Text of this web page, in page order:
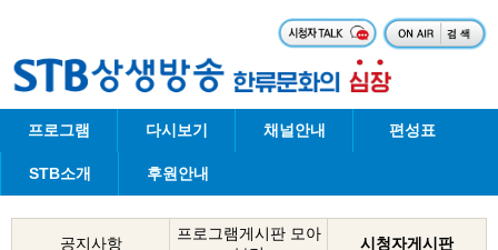
프로그램 다시보기 채널안내 편성표
STB소개 후원안내
공지사항
프로그램게시판 모아
시청자게시판